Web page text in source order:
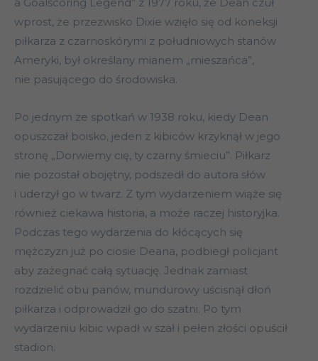
wprost, że przezwisko Dixie wzięło się od koneksji
piłkarza z czarnoskórymi z południowych stanów
Ameryki, był określany mianem „mieszańca”,
nie pasującego do środowiska.
Po jednym ze spotkań w 1938 roku, kiedy Dean
opuszczał boisko, jeden z kibiców krzyknął w jego
stronę „Dorwiemy cię, ty czarny śmieciu”. Piłkarz
nie pozostał obojętny, podszedł do autora słów
i uderzył go w twarz. Z tym wydarzeniem wiąże się
również ciekawa historia, a może raczej historyjka.
Podczas tego wydarzenia do kłócących się
mężczyzn już po ciosie Deana, podbiegł policjant
aby zażegnać całą sytuację. Jednak zamiast
rozdzielić obu panów, mundurowy uścisnął dłoń
piłkarza i odprowadził go do szatni. Po tym
wydarzeniu kibic wpadł w szał i pełen złości opuścił
stadion.